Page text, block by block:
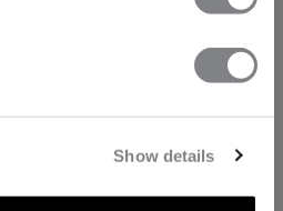
Show details